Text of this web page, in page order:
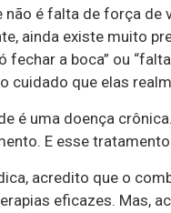
não é falta de força de
ainda existe muito
fechar a boca” ou
cuidado que elas
é uma doença
E esse
acredito que o
eficazes. Mas,